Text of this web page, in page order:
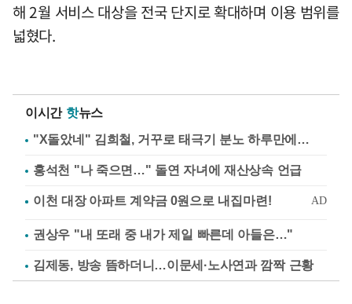
해 2월 서비스 대상을 전국 단지로 확대하며 이용 범위를
넓혔다.
이시간 핫뉴스
"X돌았네" 김희철, 거꾸로 태극기 분노 하루만에…
홍석천 "나 죽으면…" 돌연 자녀에 재산상속 언급
권상우 "내 또래 중 내가 제일 빠른데 아들은…"
김제동, 방송 뜸하더니…이문세·노사연과 깜짝 근황